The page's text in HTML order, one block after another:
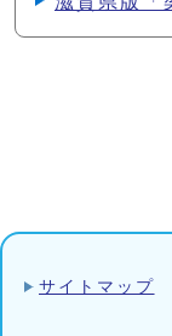
サイトマップ